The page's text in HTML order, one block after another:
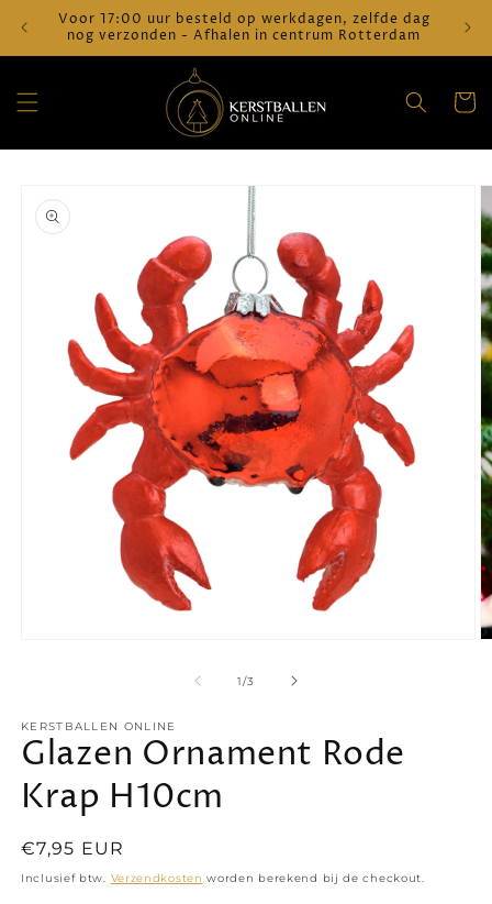
naar de
content
Voor 17:00 uur besteld op werkdagen, zelfde dag
nog verzonden - Afhalen in centrum Rotterdam
1/van
3
KERSTBALLEN ONLINE
Glazen Ornament Rode
Krap H10cm
Normale
prijs
€7,95 EUR
Inclusief btw. Verzendkosten worden berekend bij de checkout.